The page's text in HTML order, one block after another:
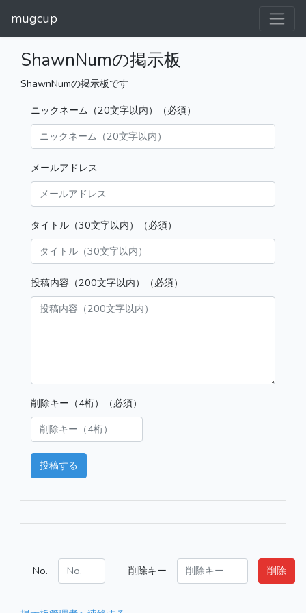
mugcup
ShawnNumの掲示板
ShawnNumの掲示板です
ニックネーム（20文字以内）（必須）
メールアドレス
タイトル（30文字以内）（必須）
投稿内容（200文字以内）（必須）
削除キー（4桁）（必須）
投稿する
No. 削除キー 削除